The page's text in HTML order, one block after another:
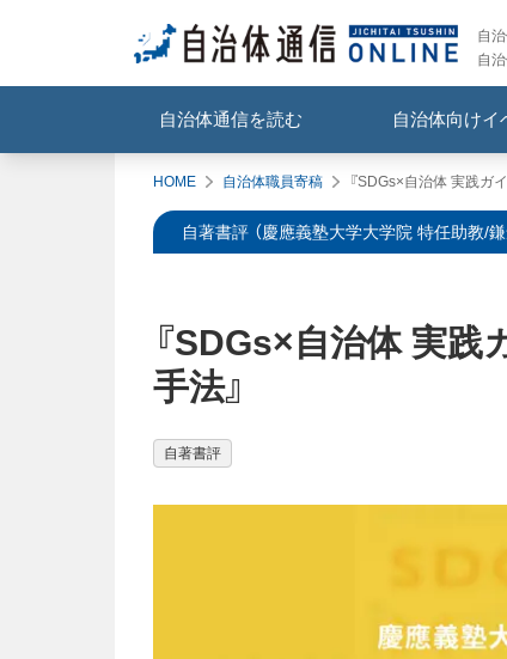
自
自
自治体通信を読む 自治体向けイ
HOME 自治体職員寄稿 『SDGs×自治体 実践ガ
自著書評 （慶應義塾大学大学院 特任助教/
『SDGs×自治体 実
手法』
自著書評